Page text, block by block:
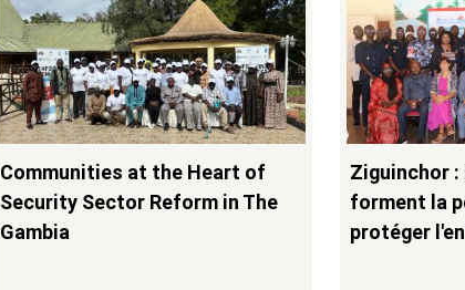
Communities at the Heart of
Security Sector Reform in The
Gambia
Ziguinchor :
forment la
protéger